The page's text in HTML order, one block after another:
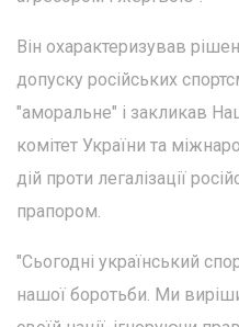
Він охарактеризував
допуску російських
"аморальне" і закликав
комітет України та
дій проти легалізації
прапором.
"Сьогодні український
нашої боротьби. Ми